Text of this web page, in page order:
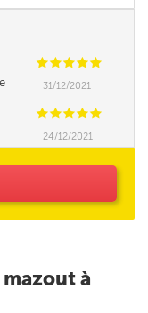
CCCCC
, à
31/12/2021
CCCCC
24/12/2021
à